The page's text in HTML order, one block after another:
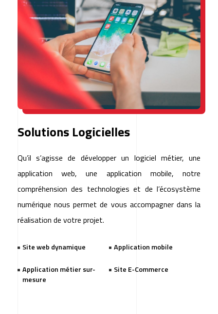
Solutions Logicielles
Qu’il s’agisse de développer un logiciel métier, une
application web, une application mobile, notre
compréhension des technologies et de l’écosystème
numérique nous permet de vous accompagner dans la
réalisation de votre projet.
Site web dynamique Application mobile
Application métier sur-
mesure
Site E-Commerce